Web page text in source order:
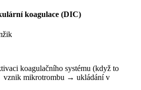
koagulace (DIC)
koagulačního systému (když to
vznik mikrotrombu → ukládání v